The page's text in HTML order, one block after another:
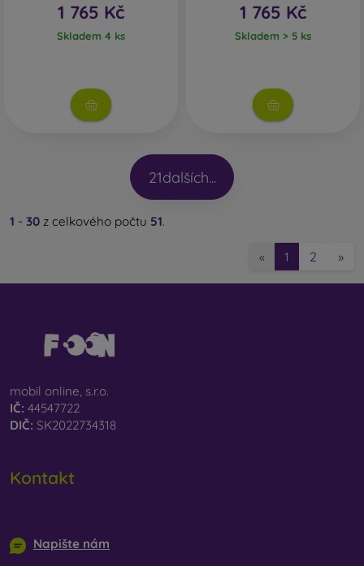
1 765 Kč
Skladem 4 ks
1 765 Kč
Skladem > 5 ks
21dalších...
1 - 30 z celkového počtu 51.
« 1 2 »
mobil online, s.r.o.
IČ: 44547722
DIČ: SK2022734318
Kontakt
Napište nám